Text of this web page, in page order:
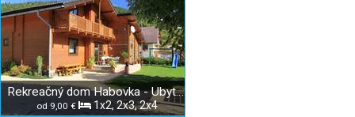
Rekreačný dom Habovka - Ubytovanie u Jandurových
od 9,00 € 1x2, 2x3, 2x4